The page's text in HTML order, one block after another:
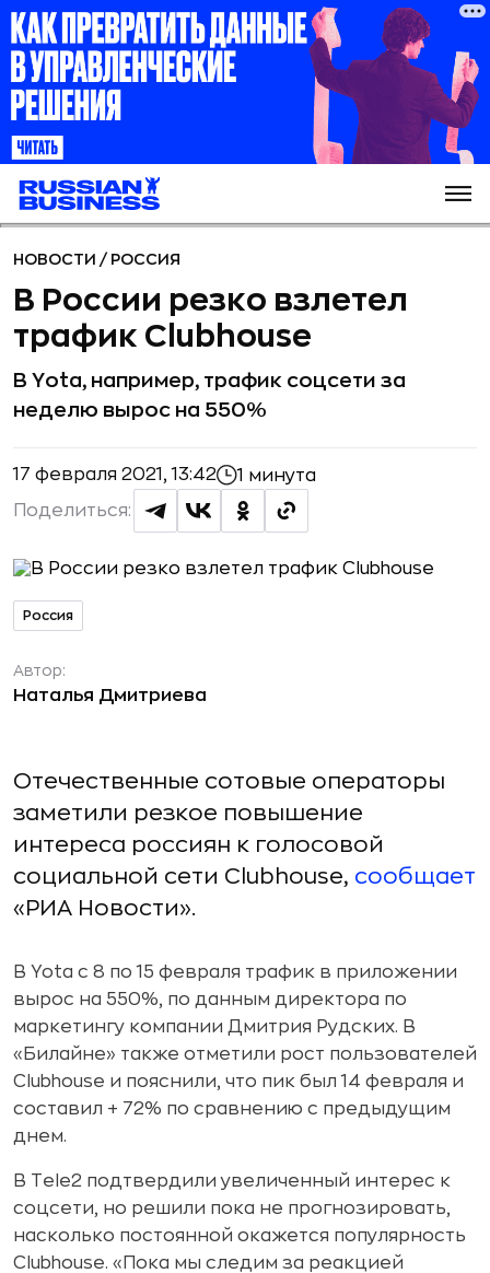
НОВОСТИ / РОССИЯ
В России резко взлетел
трафик Clubhouse
В Yota, например, трафик соцсети за
неделю вырос на 550%
17 февраля 2021, 13:42 1 минута
Поделиться:
Россия
Автор:
Наталья Дмитриева
Отечественные сотовые операторы
заметили резкое повышение
интереса россиян к голосовой
социальной сети Clubhouse, сообщает
«РИА Новости».
В Yota с 8 по 15 февраля трафик в приложении
вырос на 550%, по данным директора по
маркетингу компании Дмитрия Рудских. В
«Билайне» также отметили рост пользователей
Clubhouse и пояснили, что пик был 14 февраля и
составил + 72% по сравнению с предыдущим
днем.
В Tele2 подтвердили увеличенный интерес к
соцсети, но решили пока не прогнозировать,
насколько постоянной окажется популярность
Clubhouse. «Пока мы следим за реакцией